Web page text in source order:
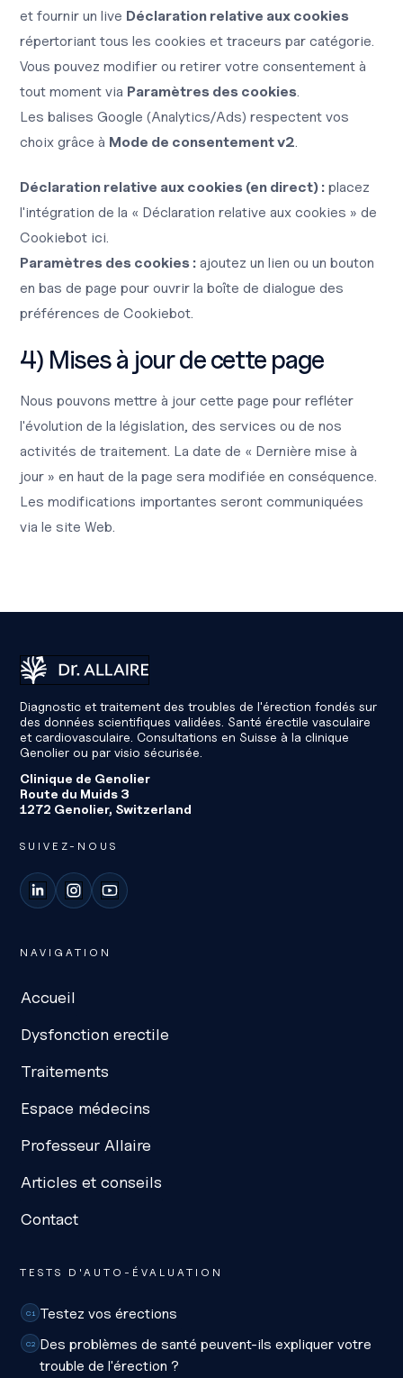
et fournir un live Déclaration relative aux cookies
répertoriant tous les cookies et traceurs par catégorie.
Vous pouvez modifier ou retirer votre consentement à
tout moment via Paramètres des cookies.
Les balises Google (Analytics/Ads) respectent vos
choix grâce à Mode de consentement v2.
Déclaration relative aux cookies (en direct) : placez
l'intégration de la « Déclaration relative aux cookies » de
Cookiebot ici.
Paramètres des cookies : ajoutez un lien ou un bouton
en bas de page pour ouvrir la boîte de dialogue des
préférences de Cookiebot.
4) Mises à jour de cette page
Nous pouvons mettre à jour cette page pour refléter
l'évolution de la législation, des services ou de nos
activités de traitement. La date de « Dernière mise à
jour » en haut de la page sera modifiée en conséquence.
Les modifications importantes seront communiquées
via le site Web.
Dr Éric Allaire
Diagnostic et traitement des troubles de l'érection fondés sur
des données scientifiques validées. Santé érectile vasculaire
et cardiovasculaire. Consultations en Suisse à la clinique
Genolier ou par visio sécurisée.
Clinique de Genolier
Route du Muids 3
1272 Genolier, Switzerland
SUIVEZ-NOUS
LinkedInInstagramYouTube
NAVIGATION
Accueil
Dysfonction erectile
Traitements
Espace médecins
Professeur Allaire
Articles et conseils
Contact
TESTS D'AUTO-ÉVALUATION
C1 Testez vos érections
C2
Des problèmes de santé peuvent-ils expliquer votre
trouble de l'érection ?